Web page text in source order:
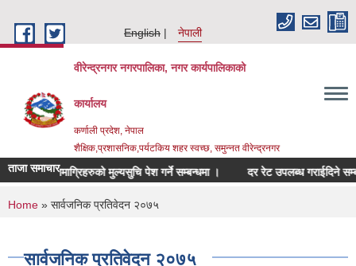
English
नेपाली
वीरेन्द्रनगर नगरपालिका, नगर कार्यपालिकाको
कार्यालय
कर्णाली प्रदेश, नेपाल
शैक्षिक,प्रशासनिक,पर्यटकिय शहर स्वच्छ, समुन्नत वीरेन्द्रनगर
ताजा समाचारसामाग्रिहरुको मुल्यसुचि पेश गर्ने सम्बन्धमा । दर रेट उपलब्ध गराईदिने
You are here
Home » सार्वजनिक प्रतिवेदन २०७५
सार्वजनिक प्रतिवेदन २०७५